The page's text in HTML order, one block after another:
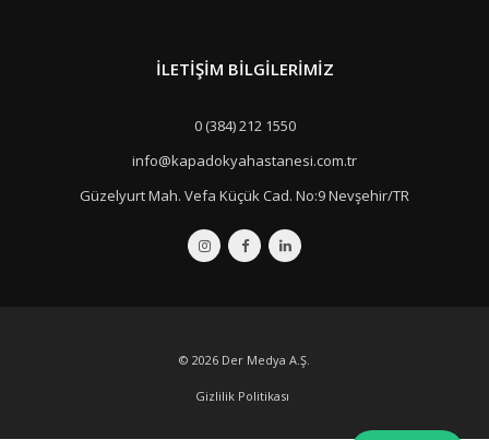
İLETIŞIM BILGILERIMIZ
0 (384) 212 1550
info@kapadokyahastanesi.com.tr
Güzelyurt Mah. Vefa Küçük Cad. No:9 Nevşehir/TR
© 2026 Der Medya A.Ş.
Gizlilik Politikası